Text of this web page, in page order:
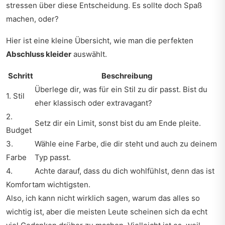
stressen über diese Entscheidung. Es sollte doch Spaß
machen, oder?
Hier ist eine kleine Übersicht, wie man die perfekten
Abschluss kleider auswählt.
Schritt Beschreibung
1. Stil
Überlege dir, was für ein Stil zu dir passt. Bist du
eher klassisch oder extravagant?
2.
Budget
Setz dir ein Limit, sonst bist du am Ende pleite.
3.
Farbe
Wähle eine Farbe, die dir steht und auch zu deinem
Typ passt.
4.
Komfort
Achte darauf, dass du dich wohlfühlst, denn das ist
am wichtigsten.
Also, ich kann nicht wirklich sagen, warum das alles so
wichtig ist, aber die meisten Leute scheinen sich da echt